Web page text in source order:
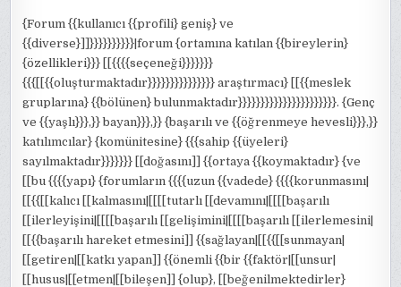
{Forum {{kullanıcı {{profili} geniş} ve
{{diverse}]]}}}}}}}}}}|forum {ortamına katılan {{bireylerin}
{özellikleri}}} [[{{{{seçeneği}}}}}}}
{{{[[{{oluşturmaktadır}}}}}}}}}}}}}}} araştırmacı} [[{{meslek
gruplarına} {{bölünen} bulunmaktadır}}}}}}}}}}}}}}}}}}}}}}. {Genç
ve {{yaşlı}}},}} bayan}}},}} {başarılı ve {{öğrenmeye hevesli}}},}}
katılımcılar} {komünitesine} {{{sahip {{üyeleri}
sayılmaktadır}}}}}}} [[doğasını]] {{ortaya {{koymaktadır} {ve
[[bu {{{{yapı} {forumların {{{{uzun {{vadede} {{{{korunmasını|
[[{{[[kalıcı [[kalmasını|[[[[tutarlı [[devamını|[[[[başarılı
[[ilerleyişini|[[[[başarılı [[gelişimini|[[[[başarılı [[ilerlemesini|
[[{{başarılı hareket etmesini]] {{sağlayan|[[{{[[sunmayan|
[[getiren|[[katkı yapan]] {{önemli {{bir {{faktör|[[unsur|
[[husus|[[etmen|[[bileşen]] {olup}, [[beğenilmektedirler}